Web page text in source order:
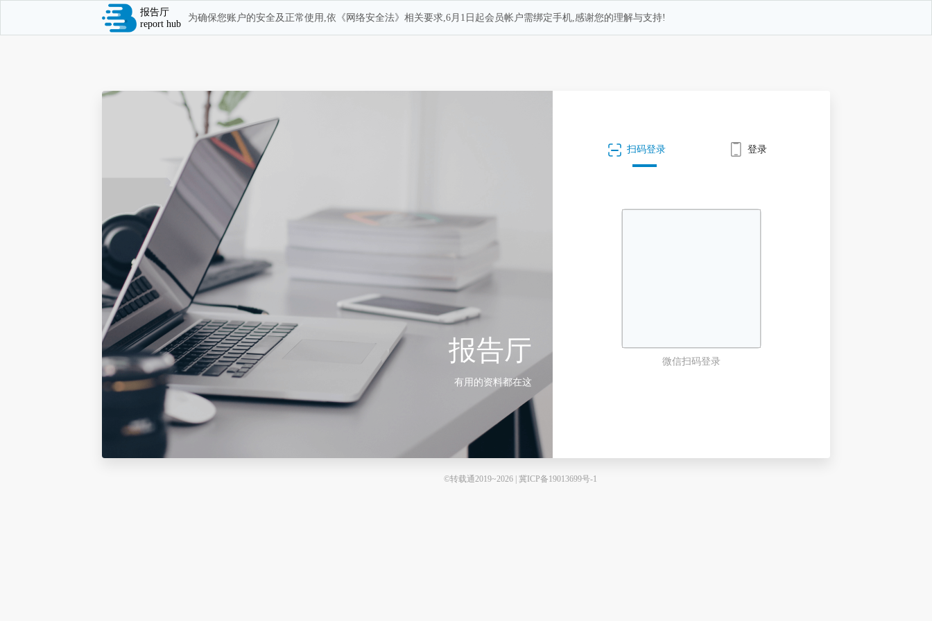
报告厅
report hub
为确保您账户的安全及正常使用,依《网络安全法》相关要求,6月1日起会员帐户需绑定手机,感谢您的理解与支持!
报告厅
有用的资料都在这
扫码登录 登录
微信扫码登录
©转载通2019~2026 | 冀ICP备19013699号-1